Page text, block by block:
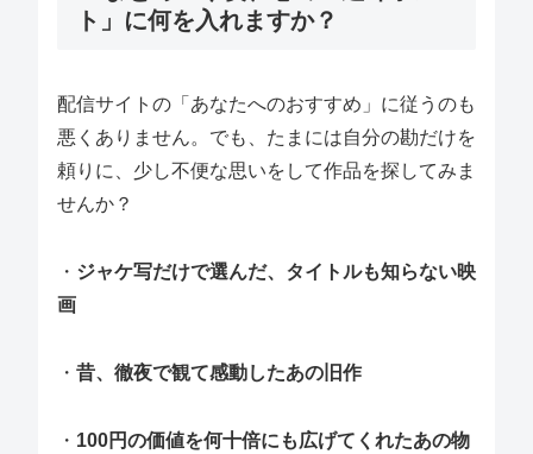
ト」に何を入れますか？
配信サイトの「あなたへのおすすめ」に従うのも
悪くありません。でも、たまには自分の勘だけを
頼りに、少し不便な思いをして作品を探してみま
せんか？
・ ジャケ写だけで選んだ、タイトルも知らない映
画
・ 昔、徹夜で観て感動したあの旧作
・ 100円の価値を何十倍にも広げてくれたあの物